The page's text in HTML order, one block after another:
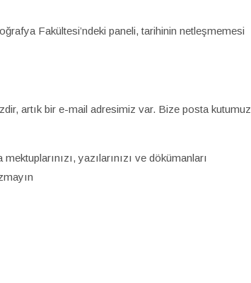
Fakültesi’ndeki paneli, tarihinin netleşmemesi
artık bir e-mail adresimiz var. Bize posta kutumuz
yazılarınızı ve dökümanları